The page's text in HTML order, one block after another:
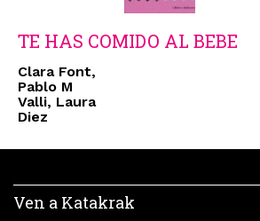
TE HAS COMIDO AL BEBE
Clara Font,
Pablo M
Valli, Laura
Diez
Ven a Katakrak